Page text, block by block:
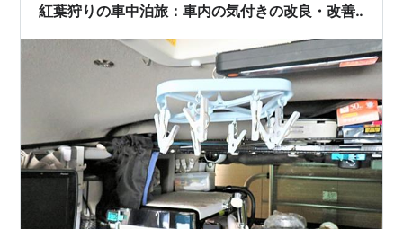
紅葉狩りの車中泊旅：車内の気付きの改良・改善‥